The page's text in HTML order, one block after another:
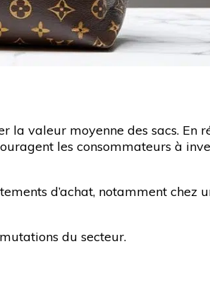
la valeur moyenne des sacs. En
les consommateurs à
d’achat, notamment chez
du secteur.